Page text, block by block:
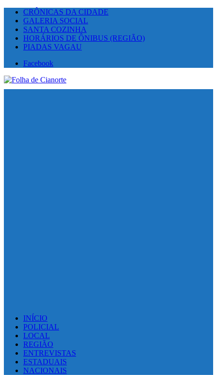
CRÔNICAS DA CIDADE
GALERIA SOCIAL
SANTA COZINHA
HORÁRIOS DE ÔNIBUS (REGIÃO)
PIADAS VAGAU
Facebook
INÍCIO
POLICIAL
LOCAL
REGIÃO
ENTREVISTAS
ESTADUAIS
NACIONAIS